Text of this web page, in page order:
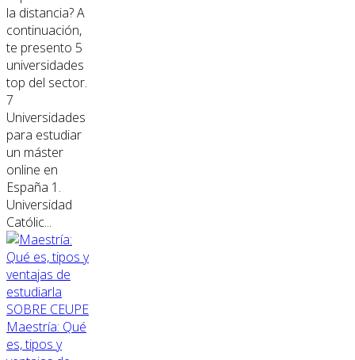
la distancia? A
continuación,
te presento 5
universidades
top del sector.
7
Universidades
para estudiar
un máster
online en
España 1.
Universidad
Católic...
SOBRE CEUPE
Maestría: Qué
es, tipos y